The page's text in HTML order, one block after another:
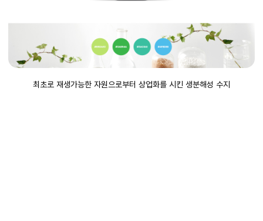
최초로 재생가능한 자원으로부터 상업화를 시킨 생분해성 수지